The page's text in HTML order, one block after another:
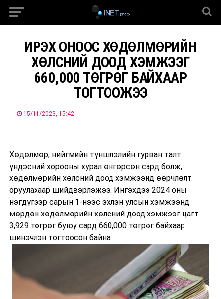
ИРЭХ ОНООС ХӨДӨЛМӨРИЙН
ХӨЛСНИЙ ДООД ХЭМЖЭЭГ
660,000 ТӨГРӨГ БАЙХААР
ТОГТООЖЭЭ
15/11/2023, 15:42
Хөдөлмөр, нийгмийн түншлэлийн гурван талт
үндэсний хорооны хурал өнгөрсөн сард болж,
хөдөлмөрийн хөлсний доод хэмжээнд өөрчлөлт
оруулахаар шийдвэрлэжээ. Ингэхдээ 2024 оны
нэгдүгээр сарын 1-нээс эхлэн улсын хэмжээнд
мөрдөн хөдөлмөрийн хөлсний доод хэмжээг цагт
3,929 төгрөг буюу сард 660,000 төгрөг байхаар
шинэчлэн тогтоосон байна.